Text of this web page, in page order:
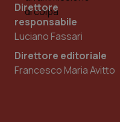
Direttore
responsabile
Luciano Fassari
Direttore editoriale
Francesco Maria Avitto